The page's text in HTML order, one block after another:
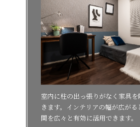
室内に柱の出っ張りがなく家具
きます。インテリアの幅が広が
間を広々と有効に活用できます。